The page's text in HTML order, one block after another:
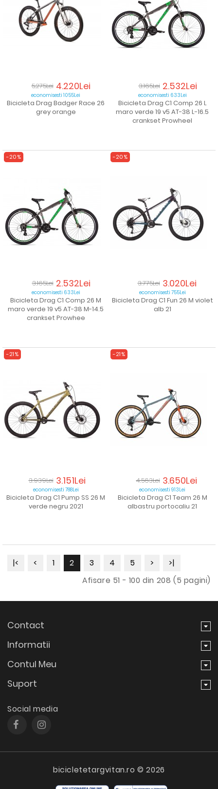
5.275Lei 4.220Lei
economisesti 1055Lei
Bicicleta Drag Badger Race 26
grey orange
3.165Lei 2.532Lei
economisesti 633Lei
Bicicleta Drag C1 Comp 26 L
maro verde 19 v5 AT-38 L-16.5
crankset Prowheel
-20%
3.165Lei 2.532Lei
economisesti 633Lei
Bicicleta Drag C1 Comp 26 M
maro verde 19 v5 AT-38 M-14.5
crankset Prowhee
-20%
3.775Lei 3.020Lei
economisesti 755Lei
Bicicleta Drag C1 Fun 26 M violet
alb 21
-21%
3.939Lei 3.151Lei
economisesti 788Lei
Bicicleta Drag C1 Pump SS 26 M
verde negru 2021
-21%
4.563Lei 3.650Lei
economisesti 913Lei
Bicicleta Drag C1 Team 26 M
albastru portocaliu 21
|< < 1 2 3 4 5 >
>|
Afisare 51 - 100 din 208 (5 pagini)
Contact
Informatii
Contul Meu
Suport
Social media
bicicletetargvitan.ro © 2026